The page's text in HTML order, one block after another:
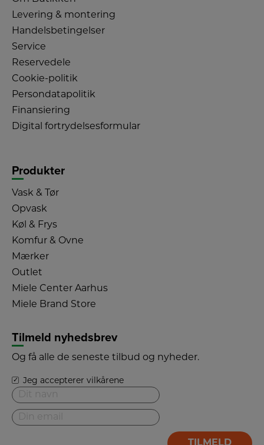
Levering & montering
Handelsbetingelser
Service
Reservedele
Cookie-politik
Persondatapolitik
Finansiering
Digital fortrydelsesformular
Produkter
Vask & Tør
Opvask
Køl & Frys
Komfur & Ovne
Mærker
Outlet
Miele Center Aarhus
Miele Brand Store
Tilmeld nyhedsbrev
Og få alle de seneste tilbud og nyheder.
Jeg accepterer vilkårene
Dit
navn*
Din
email*